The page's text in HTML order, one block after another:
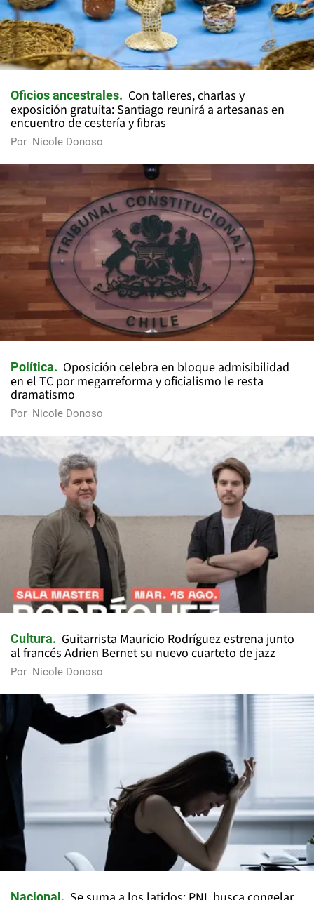
Oficios ancestrales
Con talleres, charlas y
exposición gratuita: Santiago reunirá a artesanas en
encuentro de cestería y fibras
Por Nicole Donoso
Política
Oposición celebra en bloque admisibilidad
en el TC por megarreforma y oficialismo le resta
dramatismo
Por Nicole Donoso
Cultura
Guitarrista Mauricio Rodríguez estrena junto
al francés Adrien Bernet su nuevo cuarteto de jazz
Por Nicole Donoso